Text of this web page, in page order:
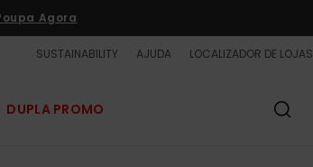
Agora
SUSTAINABILITY AJUDA LOCALIZADOR DE LOJAS
DUPLA PROMO